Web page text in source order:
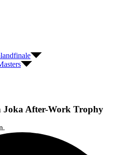
Joka After-Work Trophy